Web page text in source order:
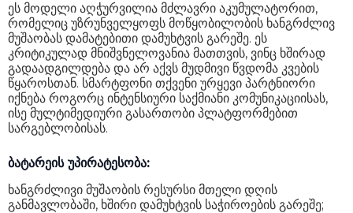
ეს მოდელი აღჭურვილია მძლავრი აკუმულატორით,
რომელიც უზრუნველყოფს მოწყობილობის ხანგრძლივ
მუშაობას დამატებითი დამუხტვის გარეშე. ეს
კრიტიკულად მნიშვნელოვანია მათთვის, ვინც ხშირად
გადაადგილდება და არ აქვს მუდმივი წვდომა კვების
წყაროსთან. სმარტფონი თქვენი ურყევი პარტნიორი
იქნება როგორც ინტენსიური საქმიანი კომუნიკაციისას,
ისე მულტიმედიური გასართობი პლატფორმებით
სარგებლობისას.
ბატარეის უპირატესობა:
ხანგრძლივი მუშაობის რესურსი მთელი დღის
განმავლობაში, ხშირი დამუხტვის საჭიროების გარეშე;